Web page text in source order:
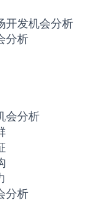
开发机会分析
分析
会分析
分析